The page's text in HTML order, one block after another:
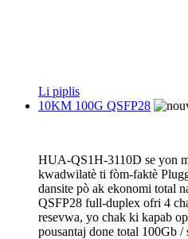
Li piplis
10KM 100G QSFP28
HUA-QS1H-3110D se yon
kwadwilatè ti fòm-faktè
dansite pò ak ekonomi total
QSFP28 full-duplex ofri 4
resevwa, yo chak ki kapab
pousantaj done total 100Gb